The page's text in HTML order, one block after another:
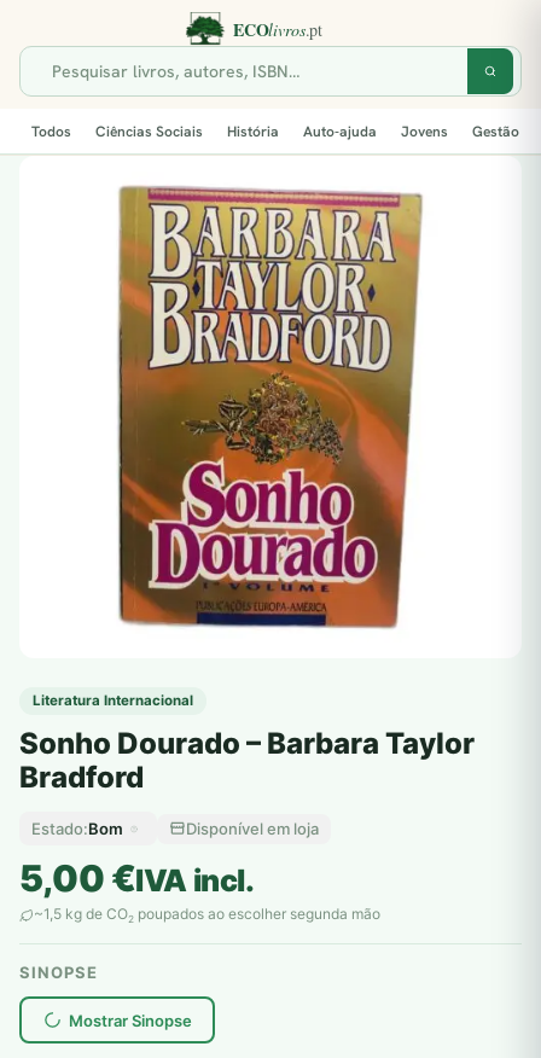
Todos Ciências Sociais História Auto-ajuda Jovens Gestão
Literatura Internacional
Sonho Dourado – Barbara Taylor
Bradford
Estado:Bom Disponível em loja
5,00€IVA incl.
~1,5 kg de CO2 poupados ao escolher segunda mão
SINOPSE
Mostrar Sinopse
plantar árvores reais